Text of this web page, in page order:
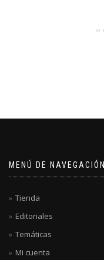
MENÚ DE NAVEGACIÓN
Tienda
Editoriales
Temáticas
Mi cuenta